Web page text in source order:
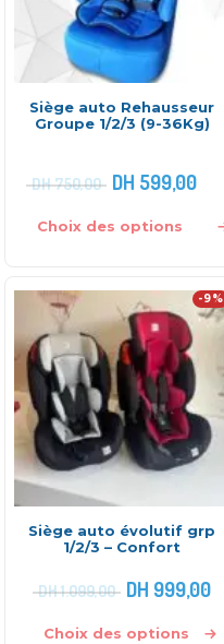
Siège auto Rehausseur
Groupe 1/2/3 (9-36Kg)
DH750,00 DH 599,00
Choix des options
-9%
Siège auto évolutif grp
1/2/3 – Confort
DH1.099,00 DH 999,00
Choix des options